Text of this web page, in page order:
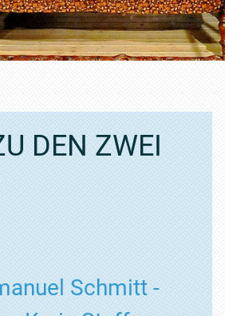
DEN ZWEI
Schmitt -